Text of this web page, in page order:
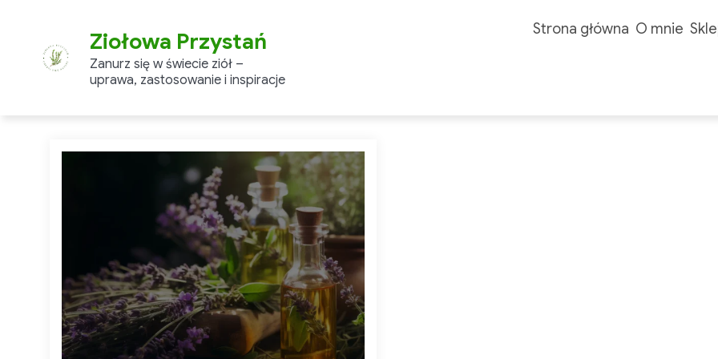
content
Ziołowa Przystań
Zanurz się w świecie ziół –
uprawa, zastosowanie i inspiracje
Strona główna O mnie